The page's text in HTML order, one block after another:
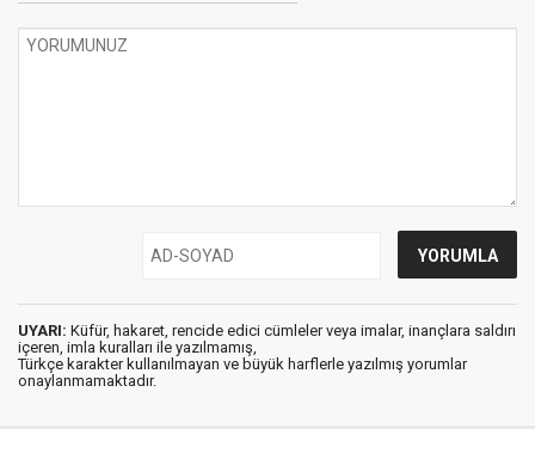
UYARI: Küfür, hakaret, rencide edici cümleler veya imalar, inançlara saldırı
içeren, imla kuralları ile yazılmamış,
Türkçe karakter kullanılmayan ve büyük harflerle yazılmış yorumlar
onaylanmamaktadır.